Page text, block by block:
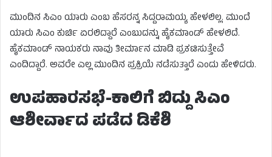
ಮುಂದಿನ‌‌‌ ಸಿಎಂ ಯಾರು ಎಂಬ ಹೆಸರನ್ನ ಸಿದ್ದರಾಮಯ್ಯ ಹೇಳಲಿಲ್ಲ. ಮುಂದೆ
ಯಾರು ಸಿಎಂ ಕುರ್ಚಿ ಏರಲಿದ್ದಾರೆ ಎಂಬುದನ್ನು ಹೈಕಮಾಂಡ್ ಹೇಳಲಿದೆ.
ಹೈಕಮಾಂಡ್ ನಾಯಕರು ನಾವು ತೀರ್ಮಾನ ಮಾಡಿ ಪ್ರಕಟಿಸುತ್ತೇವೆ
ಎಂದಿದ್ದಾರೆ. ಅವರೇ ಎಲ್ಲ ಮುಂದಿನ ಪ್ರಕ್ರಿಯೆ ನಡೆಸುತ್ತಾರೆ ಎಂದು ಹೇಳಿದರು.
ಉಪಹಾರಸಭೆ-ಕಾಲಿಗೆ ಬಿದ್ದು ಸಿಎಂ
ಆಶೀರ್ವಾದ ಪಡೆದ ಡಿಕೆಶಿ